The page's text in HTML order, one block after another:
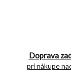
Doprava
pri nákupe